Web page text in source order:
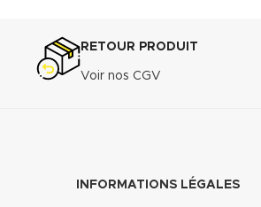
RETOUR PRODUIT
Voir nos CGV
INFORMATIONS LÉGALES